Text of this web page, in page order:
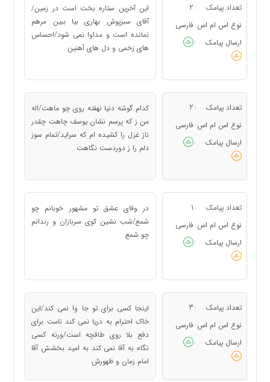
تعداد پیامک :
2
نوع اس ام اس : فارسی
ارسال پیامک
:
این آخرین ستاره بخت است در زمین/
آقای سبزپوش بهاری بیا ببین مرهم
نمانده است و مداوا نمی شود/احساس
های زخمی و دل های آهنین
تعداد پیامک :
2
نوع اس ام اس : فارسی
ارسال پیامک
:
کدام گوشه دنیا نهفته روی چو ماهت/اله
من ز که پرسم نشان یوسف چاهت چقدر
ناز غزل را کشیده ام که سراید/تمام سوز
دلم را ز دوردست نگاهت
تعداد پیامک :
1
نوع اس ام اس : فارسی
ارسال پیامک
:
در وفای عشق تو مشهور خوبانم چو
شمع/شب نشین کوی سربازان و رندانم
چو شمع
تعداد پیامک :
3
نوع اس ام اس : فارسی
ارسال پیامک
:
اینجا کسی برای تو جا وا نمی کند/این
خاک احترام به دریا نمی کند نامت برای
دفع بلا روی طاقچه است/ورنه کسی
نگاه به آقا نمی کند به امید بخشش آقا
امام زمان و ظهورش